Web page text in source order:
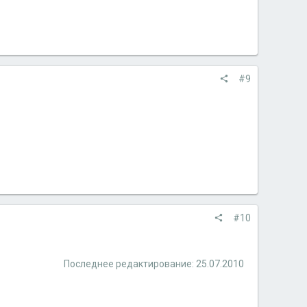
#9
#10
Последнее редактирование: 25.07.2010